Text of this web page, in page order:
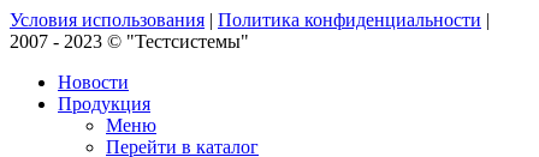
Условия использования | Политика конфиденциальности |
2007 - 2023 © "Тестсистемы"
Новости
Продукция
Меню
Перейти в каталог